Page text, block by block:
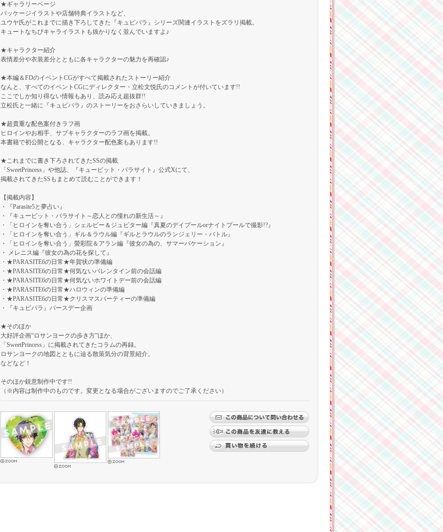
★ギャラリーページ
パッケージイラストや店舗特典イラストなど、
ユウヤ氏がこれまでに描き下ろしてきた『キュピパラ』シリーズ関連イラストをズラリ掲載。
キュートなちびキャライラストも抜かりなく並んでいますよ♪
★キャラクター紹介
表情差分や衣装差分とともに各キャラクターの魅力を再確認♪
★本編＆FDのイベントCGがすべて掲載されたストーリー紹介
なんと、すべてのイベントCGにディレクター・立松文悦氏のコメントが付いています!!
ここでしか知り得ない情報もあり、読み応え超抜群!!
立松氏と一緒に『キュピパラ』のストーリーをおさらいしていきましょう。
★超貴重な配色案付きラフ画
ヒロインやお相手、サブキャラクターのラフ画を掲載。
本書籍で初公開となる、キャラクター配色案もあります!!
★これまでに書き下ろされてきたSSの掲載
「SweetPrincess」や他誌、『キューピット・パラサイト』公式Xにて、
掲載されてきたSSもまとめて読むことができます！
【掲載内容】
・『Parasite5と夢占い』
・『キューピット・パラサイト～恋人との憧れの新生活～』
・「ヒロインを奪い合う」シェルビー＆ジュピター編『真夏のデイプールorナイトプールで撮影!?』
・「ヒロインを奪い合う」ギル＆ラウル編『ギルとラウルのランジェリー・バトル』
・「ヒロインを奪い合う」螢彩院＆アラン編『彼女の為の、サマーバケーション』
・ メレニス編『彼女の為の花を探して』
・★PARASITE6の日常★年賀状の準備編
・★PARASITE6の日常★何気ないバレンタイン前の会話編
・★PARASITE6の日常★何気ないホワイトデー前の会話編
・★PARASITE6の日常★ハロウィンの準備編
・★PARASITE6の日常★クリスマスパーティーの準備編
・『キュピパラ』バースデー企画
★そのほか
大好評企画“ロサンヨークの歩き方”ほか、
「SweetPrincess」に掲載されてきたコラムの再録。
ロサンヨークの地図とともに辿る散策気分の背景紹介。
などなど！
そのほか鋭意制作中です!!
（※内容は制作中のものです。変更となる場合がございますのでご了承ください）